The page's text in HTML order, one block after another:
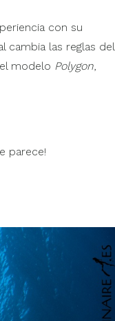
con su
las reglas del
modelo Polygon,
parece!